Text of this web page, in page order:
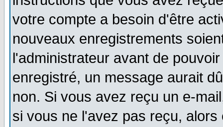
votre compte a besoin d'être
nouveaux enregistrements
l'administrateur avant de
enregistré, un message aurait
non. Si vous avez reçu un e-
si vous ne l'avez pas reçu,